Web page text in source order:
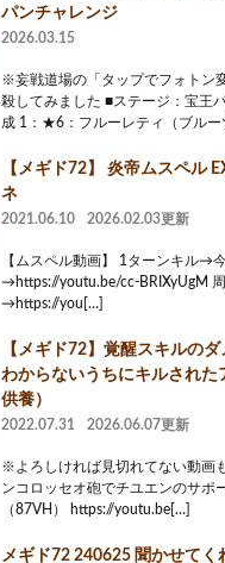
パンチャレンジ
2026.03.15
※妄戦道場の「タップでフォトン
殺してみました ■ステージ：宝王
成 1：★6：フルーレティ（ブルー
【メギド72】 炎帝ムスペル
ネ
2021.06.10 2026.02.03更新
【ムスペル動画】 1ターンキル→
→https://youtu.be/cc-BRIXyUgM
→https://you[…]
【メギド72】覚醒スキルの
わからないうちにキルされた
供養）
2022.07.31 2026.06.07更新
※よろしければ見切れてない動画
ンコロッセオ砲でチユエンのサポ
（87VH） https://youtu.be[…]
メギド72 240625 聞かせてく